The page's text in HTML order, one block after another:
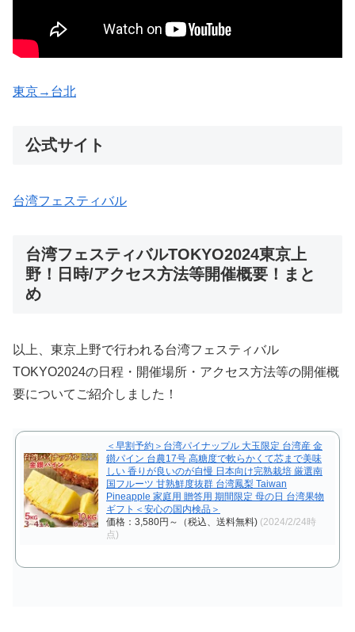
東京→台北
公式サイト
台湾フェスティバル
台湾フェスティバルTOKYO2024東京上
野！日時/アクセス方法等開催概要！まと
め
以上、東京上野で行われる台湾フェスティバル
TOKYO2024の日程・開催場所・アクセス方法等の開催概
要についてご紹介しました！
＜早割予約＞台湾パイナップル 大玉限定 台湾産 金
鑚パイン 台農17号 高糖度で軟らかくて芯まで美味
しい 香りが良いのが自慢 日本向け完熟栽培 厳選南
国フルーツ 甘熟鮮度抜群 台湾鳳梨 Taiwan
Pineapple 家庭用 贈答用 期間限定 母の日 台湾果物
ギフト＜安心の国内検品＞
価格：3,580円～（税込、送料無料) (2024/2/24時
点)